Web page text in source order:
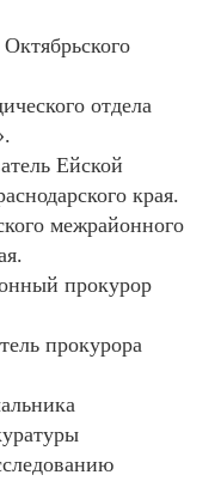
отдела
Ейской
края.
межрайонного
прокурор
прокурора